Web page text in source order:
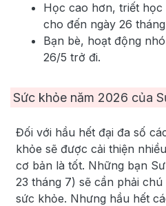
Học cao hơn, triết
cho đến ngày 26
Bạn bè, hoạt động
26/5 trở đi.
Sức khỏe năm 2026 của
Đối với hầu hết đại đa số
khỏe sẽ được cải thiện
cơ bản là tốt. Những bạn
23 tháng 7) sẽ cần phải
sức khỏe. Nhưng hầu hết